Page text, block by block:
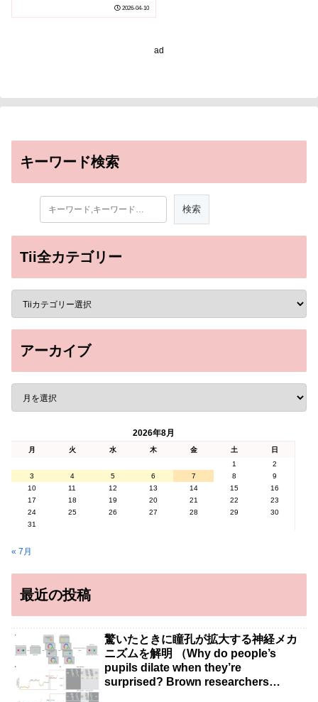
2026-04-10
ad
キーワード検索
Tii全カテゴリー
アーカイブ
2026年8月
月 火 水 木 金 土
日
1
2
3
4 5 6 7 8
9
10
11 12 13 14 15
16
17
18 19 20 21 22
23
24
25 26 27 28 29
30
31
« 7月
最近の投稿
驚いたときに瞳孔が拡大する神経メカ
ニズムを解明 （Why do people’s
pupils dilate when they’re
surprised? Brown researchers